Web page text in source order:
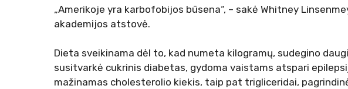
„Amerikoje yra karbofobijos būsena“, – sakė Whitney
akademijos atstovė.
Dieta sveikinama dėl to, kad numeta kilogramų, sudegino
susitvarkė cukrinis diabetas, gydoma vaistams atspari
mažinamas cholesterolio kiekis, taip pat trigliceridai,